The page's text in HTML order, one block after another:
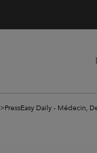
>PressEasy Daily - Médecin,